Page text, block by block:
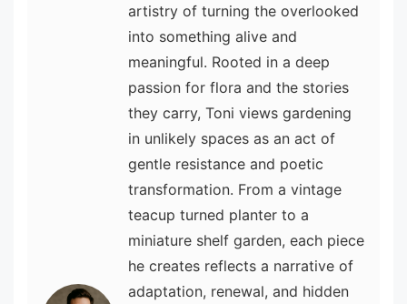
artistry of turning the overlooked
into something alive and
meaningful. Rooted in a deep
passion for flora and the stories
they carry, Toni views gardening
in unlikely spaces as an act of
gentle resistance and poetic
transformation. From a vintage
teacup turned planter to a
miniature shelf garden, each piece
he creates reflects a narrative of
adaptation, renewal, and hidden